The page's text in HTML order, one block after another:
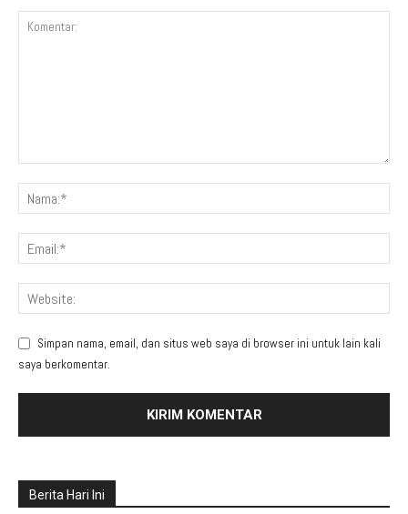
Simpan nama, email, dan situs web saya di browser ini untuk lain kali
saya berkomentar.
Berita Hari Ini